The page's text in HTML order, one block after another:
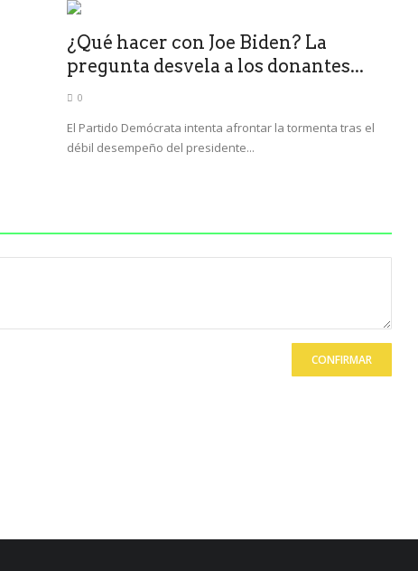
¿Qué hacer con Joe Biden? La
pregunta desvela a los donantes...
0
El Partido Demócrata intenta afrontar la tormenta tras el
débil desempeño del presidente...
CONFIRMAR